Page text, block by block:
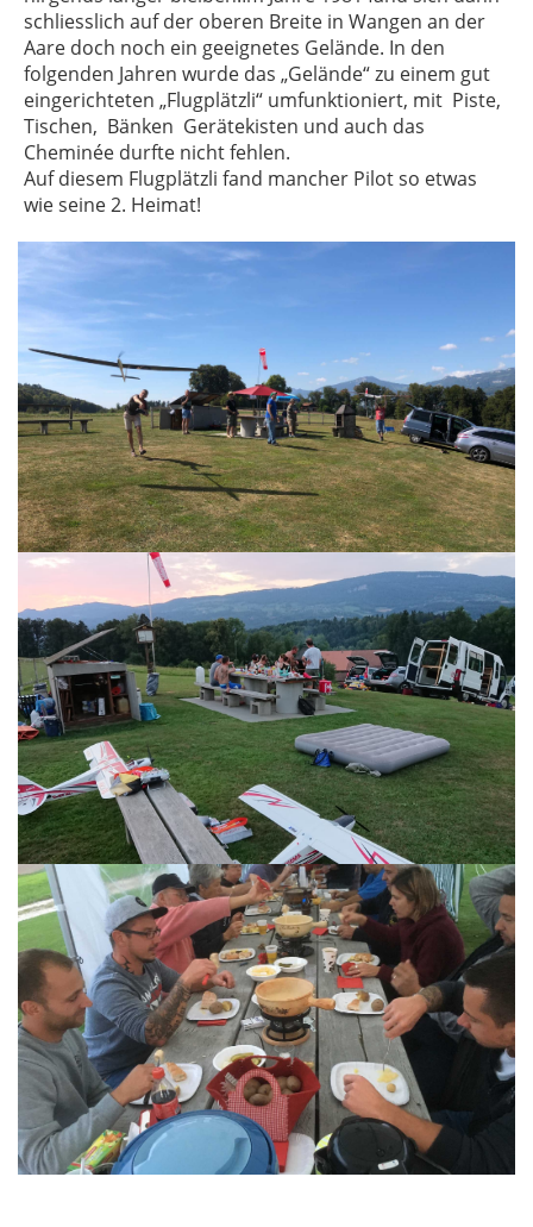
schliesslich auf der oberen Breite in Wangen an der
Aare doch noch ein geeignetes Gelände. In den
folgenden Jahren wurde das „Gelände“ zu einem gut
eingerichteten „Flugplätzli“ umfunktioniert, mit Piste,
Tischen, Bänken Gerätekisten und auch das
Cheminée durfte nicht fehlen.
Auf diesem Flugplätzli fand mancher Pilot so etwas
wie seine 2. Heimat!